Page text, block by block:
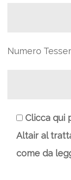
Numero
Clicca qui
Altair al
come da